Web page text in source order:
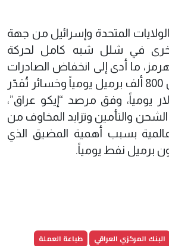
المتحدة وإسرائيل من جهة
في شلل شبه كامل لحركة
ما أدى إلى انخفاض الصادرات
العراقية إلى أقل من 800 ألف برميل يومياً وخسائر تُقدّر
دولار يومياً، وفق مرصد “إيكو عراق”،
والتأمين وتزايد المخاوف من
بسبب أهمية المضيق الذي
البنك المركزي العراقي طباعة العملة